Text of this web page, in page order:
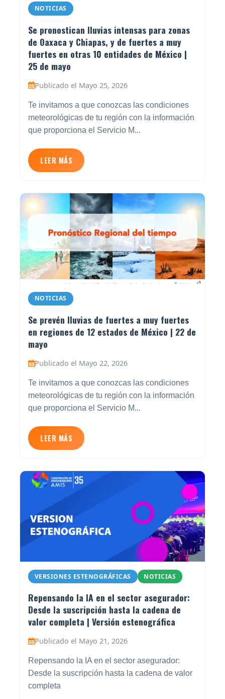
NOTICIAS
Se pronostican lluvias intensas para zonas
de Oaxaca y Chiapas, y de fuertes a muy
fuertes en otras 10 entidades de México |
25 de mayo
Publicado el Mayo 25, 2026
Te invitamos a que conozcas las condiciones
meteorológicas de tu región con la información
que proporciona el Servicio M...
LEER MÁS
NOTICIAS
Se prevén lluvias de fuertes a muy fuertes
en regiones de 12 estados de México | 22 de
mayo
Publicado el Mayo 22, 2026
Te invitamos a que conozcas las condiciones
meteorológicas de tu región con la información
que proporciona el Servicio M...
LEER MÁS
VERSIONES ESTENOGRÁFICAS NOTICIAS
Repensando la IA en el sector asegurador:
Desde la suscripción hasta la cadena de
valor completa | Versión estenográfica
Publicado el Mayo 21, 2026
Repensando la IA en el sector asegurador:
Desde la suscripción hasta la cadena de valor
completa